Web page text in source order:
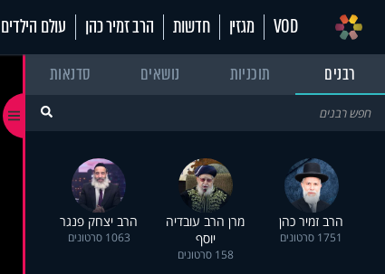
VOD מגזין חדשות הרב זמיר כהן עולם הילדים
רבנים
תוכניות נושאים סדנאות
הרב זמיר כהן
1751 סרטונים
מרן הרב עובדיה
יוסף
158 סרטונים
הרב יצחק פנגר
1063 סרטונים